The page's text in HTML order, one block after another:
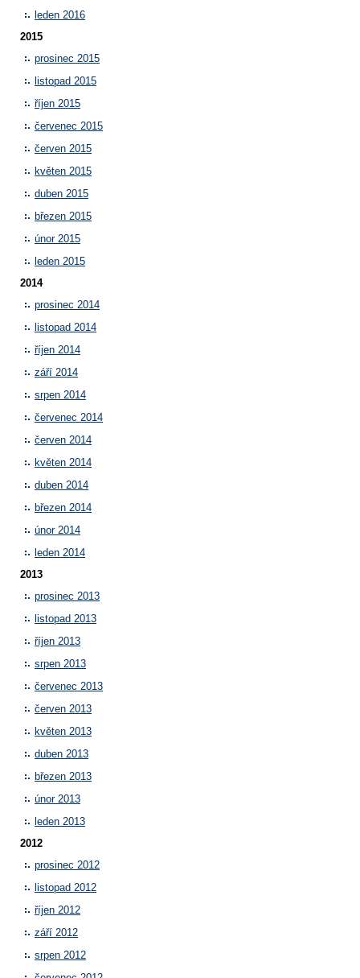
leden 2016
2015
prosinec 2015
listopad 2015
říjen 2015
červenec 2015
červen 2015
květen 2015
duben 2015
březen 2015
únor 2015
leden 2015
2014
prosinec 2014
listopad 2014
říjen 2014
září 2014
srpen 2014
červenec 2014
červen 2014
květen 2014
duben 2014
březen 2014
únor 2014
leden 2014
2013
prosinec 2013
listopad 2013
říjen 2013
srpen 2013
červenec 2013
červen 2013
květen 2013
duben 2013
březen 2013
únor 2013
leden 2013
2012
prosinec 2012
listopad 2012
říjen 2012
září 2012
srpen 2012